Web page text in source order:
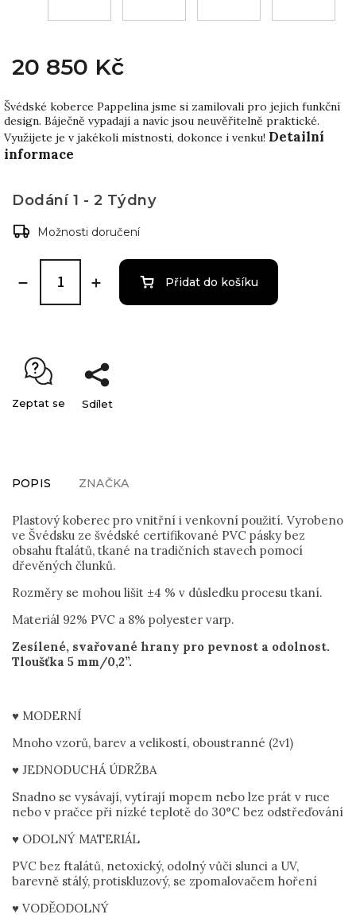
20 850 Kč
Švédské koberce Pappelina jsme si zamilovali pro jejich funkční
design. Báječně vypadají a navíc jsou neuvěřitelně praktické.
Využijete je v jakékoli místnosti, dokonce i venku! Detailní
informace
Dodání 1 - 2 Týdny
Možnosti doručení
Přidat do košíku
Zeptat se Sdílet
POPIS ZNAČKA
Plastový koberec pro vnitřní i venkovní použití. Vyrobeno
ve Švédsku ze švédské certifikované PVC pásky bez
obsahu ftalátů, tkané na tradičních stavech pomocí
dřevěných člunků.
Rozměry se mohou lišit ±4 % v důsledku procesu tkaní.
Materiál 92% PVC a 8% polyester varp.
Zesílené, svařované hrany pro pevnost a odolnost.
Tloušťka 5 mm/0,2”.
♥ MODERNÍ
Mnoho vzorů, barev a velikostí, oboustranné (2v1)
♥ JEDNODUCHÁ ÚDRŽBA
Snadno se vysávají, vytírají mopem nebo lze prát v ruce
nebo v pračce při nízké teplotě do 30°C bez odstřeďování
♥ ODOLNÝ MATERIÁL
PVC bez ftalátů, netoxický, odolný vůči slunci a UV,
barevně stálý, protiskluzový, se zpomalovačem hoření
♥ VODĚODOLNÝ